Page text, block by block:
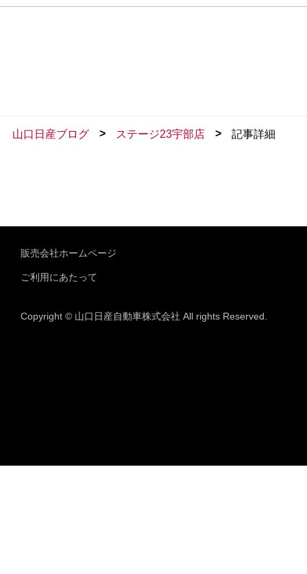
山口日産ブログ > ステージ23宇部店 > 記事詳細
販売会社ホームページ
ご利用にあたって
Copyright © 山口日産自動車株式会社 All rights Reserved.